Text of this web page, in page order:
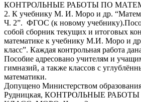
КОНТРОЛЬНЫЕ РАБОТЫ ПО
2. К учебнику М. И. Моро и др.
Ч. 2”. ФГОС (к новому
собой сборник текущих и итоговых
математике к учебнику М.И. Моро и
класс”. Каждая контрольная работа
Пособие адресовано учителям и
гимназий, а также классов с
математики.
Допущено Министерством
Рудницкая, КОНТРОЛЬНЫЕ